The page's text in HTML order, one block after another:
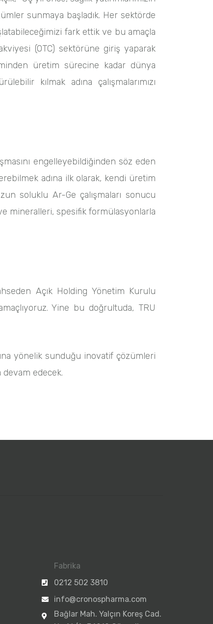
sunmaya başladık. Her sektörde
fark ettik ve bu amaçla
(OTC) sektörüne giriş yaparak
üretim sürecine kadar dünya
kılmak adına çalışmalarımızı
engelleyebildiğinden söz eden
adına ilk olarak, kendi üretim
soluklu Ar-Ge çalışmaları sonucu
mineralleri, spesifik formülasyonlarla
Açık Holding Yönetim Kurulu
Yine bu doğrultuda, TRU
yönelik sunduğu inovatif çözümleri
devam edecek.
Fabrika
0212 502 3810
info@cronospharma.com
Bağlar Mah. Yalçın Koreş Cad.